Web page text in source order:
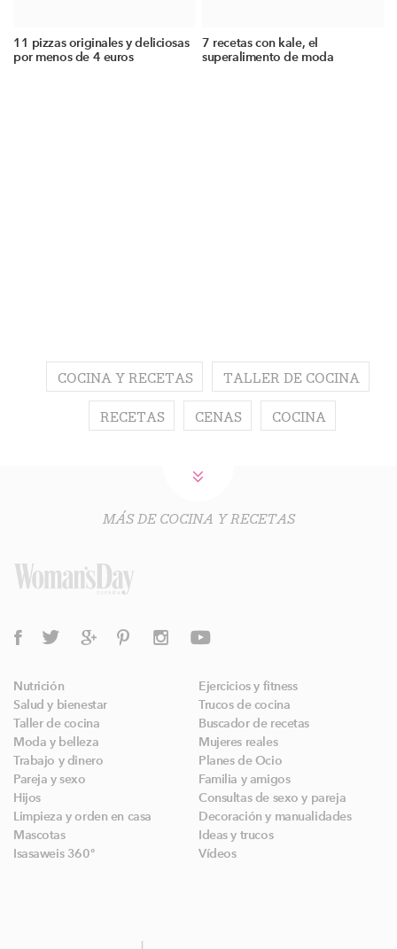
11 pizzas originales y deliciosas
por menos de 4 euros
7 recetas con kale, el
superalimento de moda
COCINA Y RECETAS TALLER DE COCINA
RECETAS CENAS COCINA
MÁS DE COCINA Y RECETAS
Nutrición
Ejercicios y fitness
Salud y bienestar
Trucos de cocina
Taller de cocina
Buscador de recetas
Moda y belleza
Mujeres reales
Trabajo y dinero
Planes de Ocio
Pareja y sexo
Familia y amigos
Hijos
Consultas de sexo y pareja
Limpieza y orden en casa
Decoración y manualidades
Mascotas
Ideas y trucos
Isasaweis 360º
Vídeos